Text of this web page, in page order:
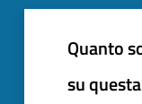
Quanto
su